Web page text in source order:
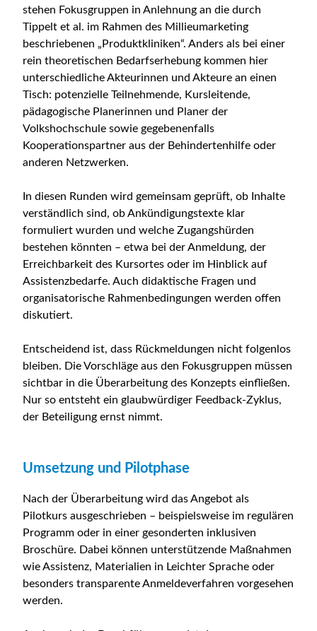
stehen Fokusgruppen in Anlehnung an die durch
Tippelt et al. im Rahmen des Millieumarketing
beschriebenen „Produktkliniken“. Anders als bei einer
rein theoretischen Bedarfserhebung kommen hier
unterschiedliche Akteurinnen und Akteure an einen
Tisch: potenzielle Teilnehmende, Kursleitende,
pädagogische Planerinnen und Planer der
Volkshochschule sowie gegebenenfalls
Kooperationspartner aus der Behindertenhilfe oder
anderen Netzwerken.
In diesen Runden wird gemeinsam geprüft, ob Inhalte
verständlich sind, ob Ankündigungstexte klar
formuliert wurden und welche Zugangshürden
bestehen könnten – etwa bei der Anmeldung, der
Erreichbarkeit des Kursortes oder im Hinblick auf
Assistenzbedarfe. Auch didaktische Fragen und
organisatorische Rahmenbedingungen werden offen
diskutiert.
Entscheidend ist, dass Rückmeldungen nicht folgenlos
bleiben. Die Vorschläge aus den Fokusgruppen müssen
sichtbar in die Überarbeitung des Konzepts einfließen.
Nur so entsteht ein glaubwürdiger Feedback-Zyklus,
der Beteiligung ernst nimmt.
Umsetzung und Pilotphase
Nach der Überarbeitung wird das Angebot als
Pilotkurs ausgeschrieben – beispielsweise im regulären
Programm oder in einer gesonderten inklusiven
Broschüre. Dabei können unterstützende Maßnahmen
wie Assistenz, Materialien in Leichter Sprache oder
besonders transparente Anmeldeverfahren vorgesehen
werden.